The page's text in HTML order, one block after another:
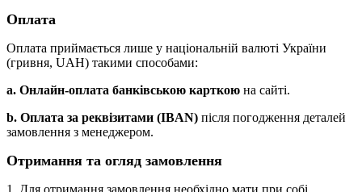
Оплата
Оплата приймається лише у національній валюті України
(гривня, UAH) такими способами:
a. Онлайн-оплата банківською карткою на сайті.
b. Оплата за реквізитами (IBAN) після погодження деталей
замовлення з менеджером.
Отримання та огляд замовлення
1. Для отримання замовлення необхідно мати при собі